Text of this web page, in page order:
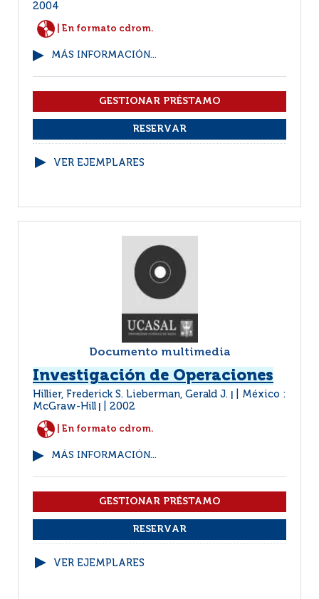
2004
| En formato cdrom.
MÁS INFORMACIÓN...
VER EJEMPLARES
Documento multimedia
Investigación de Operaciones
Hillier, Frederick S. Lieberman, Gerald J.
México :
McGraw-Hill
2002
| En formato cdrom.
MÁS INFORMACIÓN...
VER EJEMPLARES